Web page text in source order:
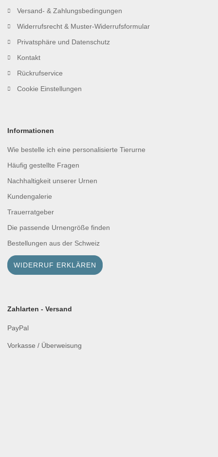
Versand- & Zahlungsbedingungen
Widerrufsrecht & Muster-Widerrufsformular
Privatsphäre und Datenschutz
Kontakt
Rückrufservice
Cookie Einstellungen
Informationen
Wie bestelle ich eine personalisierte Tierurne
Häufig gestellte Fragen
Nachhaltigkeit unserer Urnen
Kundengalerie
Trauerratgeber
Die passende Urnengröße finden
Bestellungen aus der Schweiz
WIDERRUF ERKLÄREN
Zahlarten - Versand
PayPal
Vorkasse / Überweisung